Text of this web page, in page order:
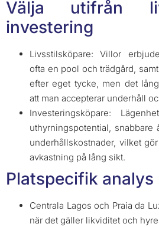
Välja utifrån
investering
Livsstilsköpare: Villor
ofta en pool och trädgård,
efter eget tycke, men det
att man accepterar underhåll
Investeringsköpare:
uthyrningspotential, snabbare
underhållskostnader, vilket
avkastning på lång sikt.
Platspecifik analys
Centrala Lagos och Praia da
när det gäller likviditet och